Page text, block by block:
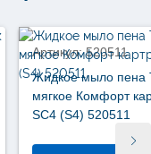
Артикул: 520511
Жидкое мыло пена
мягкое Комфорт
SC4 (S4) 520511